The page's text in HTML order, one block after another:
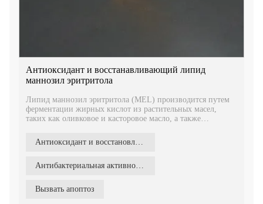
Антиоксидант и восстанавливающий липид
маннозил эритритола
Липид маннозил эритритола (MEL) производится путем
ферментации жирных кислот из растительных масел,
таких как оливковое и касторовое масло, а также
цепи жирных кислот связаны с сахарной группой,
поэтому структура и функции продукта аналогичны
Антиоксидант и восстановление
Антибактериальная активность
Вызвать апоптоз